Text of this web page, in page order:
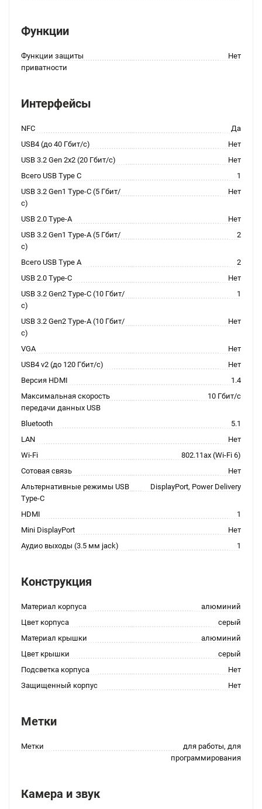
Функции
Функции защиты
приватности
Нет
Интерфейсы
NFC
Да
USB4 (до 40 Гбит/с)
Нет
USB 3.2 Gen 2x2 (20 Гбит/с)
Нет
Всего USB Type C
1
USB 3.2 Gen1 Type-C (5 Гбит/
с)
Нет
USB 2.0 Type-A
Нет
USB 3.2 Gen1 Type-A (5 Гбит/
с)
2
Всего USB Type A
2
USB 2.0 Type-C
Нет
USB 3.2 Gen2 Type-C (10 Гбит/
с)
1
USB 3.2 Gen2 Type-A (10 Гбит/
с)
Нет
VGA
Нет
USB4 v2 (до 120 Гбит/с)
Нет
Версия HDMI
1.4
Максимальная скорость
передачи данных USB
10 Гбит/с
Bluetooth
5.1
LAN
Нет
Wi-Fi
802.11ax (Wi-Fi 6)
Сотовая связь
Нет
Альтернативные режимы USB
Type-C
DisplayPort, Power Delivery
HDMI
1
Mini DisplayPort
Нет
Аудио выходы (3.5 мм jack)
1
Конструкция
Материал корпуса
алюминий
Цвет корпуса
серый
Материал крышки
алюминий
Цвет крышки
серый
Подсветка корпуса
Нет
Защищенный корпус
Нет
Метки
Метки
для работы, для
программирования
Камера и звук